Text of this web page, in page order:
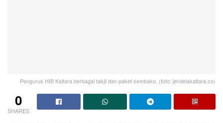
Pengurus HIB Kaltara berbagai takjil dan paket sembako. (foto: jendelakaltara.co)
0
SHARES